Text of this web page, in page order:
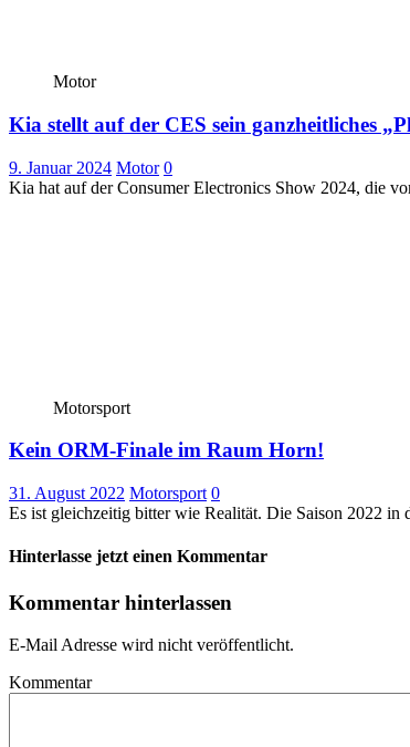
Motor
Kia stellt auf der CES sein ganzheitliches
9. Januar 2024 Motor 0
Kia hat auf der Consumer Electronics Show 2024, die
Motorsport
Kein ORM-Finale im Raum Horn!
31. August 2022 Motorsport 0
Es ist gleichzeitig bitter wie Realität. Die Saison 2022 in
Hinterlasse jetzt einen Kommentar
Kommentar hinterlassen
E-Mail Adresse wird nicht veröffentlicht.
Kommentar